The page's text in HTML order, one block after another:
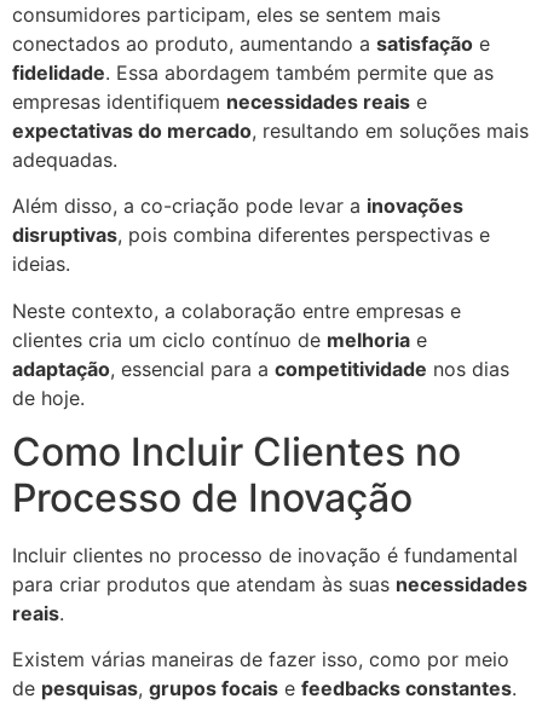
consumidores participam, eles se sentem mais
conectados ao produto, aumentando a satisfação e
fidelidade. Essa abordagem também permite que as
empresas identifiquem necessidades reais e
expectativas do mercado, resultando em soluções mais
adequadas.
Além disso, a co-criação pode levar a inovações
disruptivas, pois combina diferentes perspectivas e
ideias.
Neste contexto, a colaboração entre empresas e
clientes cria um ciclo contínuo de melhoria e
adaptação, essencial para a competitividade nos dias
de hoje.
Como Incluir Clientes no
Processo de Inovação
Incluir clientes no processo de inovação é fundamental
para criar produtos que atendam às suas necessidades
reais.
Existem várias maneiras de fazer isso, como por meio
de pesquisas, grupos focais e feedbacks constantes.